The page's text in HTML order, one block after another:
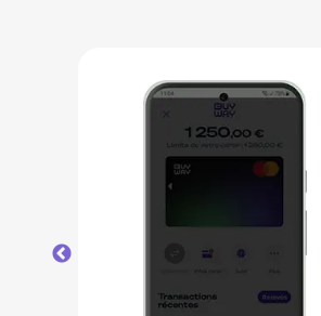
FONCTIONNALITÉS DE
VOTRE CARTE
Appuyez d'abord sur le bouton